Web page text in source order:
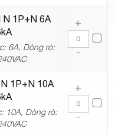
N 1P+N 6A
6A, Dòng rò:
+
-
1P+N 10A
10A, Dòng rò:
+
-